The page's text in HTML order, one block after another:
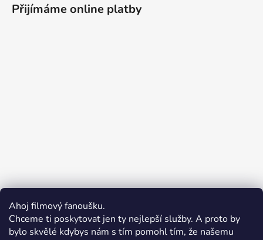
Ahoj filmový fanoušku.
Chceme ti poskytovat jen ty nejlepší služby. A proto by
bylo skvělé kdybys nám s tím pomohl tím, že našemu
Přijímáme online platby